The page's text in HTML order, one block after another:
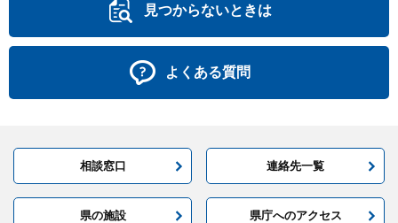
見つからないときは
よくある質問
相談窓口 連絡先一覧
県の施設 県庁へのアクセス